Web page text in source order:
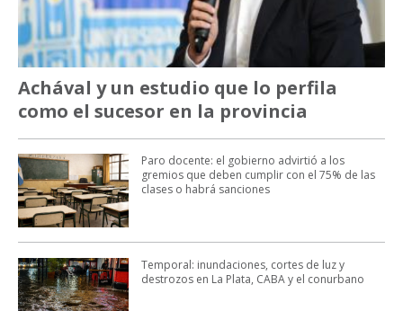
Achával y un estudio que lo perfila
como el sucesor en la provincia
Paro docente: el gobierno advirtió a los
gremios que deben cumplir con el 75% de las
clases o habrá sanciones
Temporal: inundaciones, cortes de luz y
destrozos en La Plata, CABA y el conurbano